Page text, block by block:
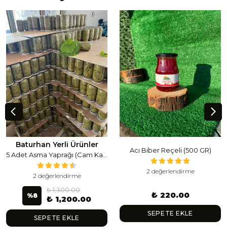
Baturhan Yerli Ürünler
2 değerlendirme
%8
₺ 1,300.00
₺ 1,200.00
SEPETE EKLE
Acı Biber Reçeli (500 GR)
2 değerlendirme
₺ 220.00
SEPETE EKLE